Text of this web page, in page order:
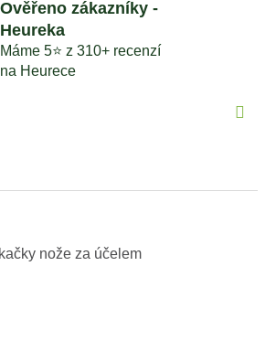
Ověřeno zákazníky -
Heureka
Máme 5⭐️ z 310+ recenzí
na Heurece
nože za účelem